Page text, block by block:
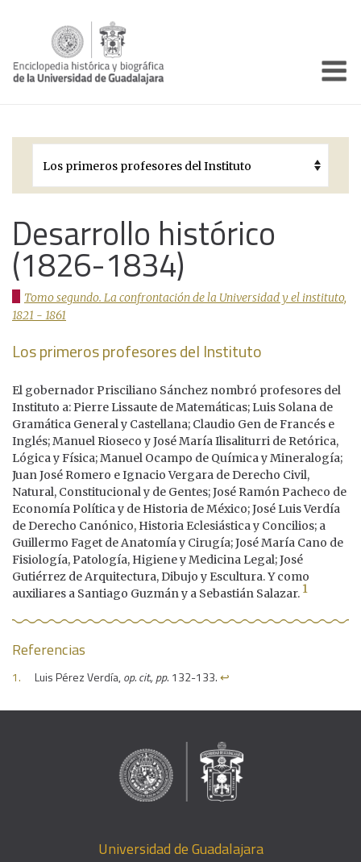
Períodos Históricos
Galería
Documentos institucionales
Desarrollo histórico
(1826-1834)
Tomo segundo. La confrontación de la Universidad y el instituto,
1821 - 1861
Los primeros profesores del Instituto
El gobernador Prisciliano Sánchez nombró profesores del
Instituto a: Pierre Lissaute de Matemáticas; Luis Solana de
Gramática General y Castellana; Claudio Gen de Francés e
Inglés; Manuel Rioseco y José María Ilisaliturri de Retórica,
Lógica y Física; Manuel Ocampo de Química y Mineralogía;
Juan José Romero e Ignacio Vergara de Derecho Civil,
Natural, Constitucional y de Gentes; José Ramón Pacheco de
Economía Política y de Historia de México; José Luis Verdía
de Derecho Canónico, Historia Eclesiástica y Concilios; a
Guillermo Faget de Anatomía y Cirugía; José María Cano de
Fisiología, Patología, Higiene y Medicina Legal; José
Gutiérrez de Arquitectura, Dibujo y Escultura. Y como
auxiliares a Santiago Guzmán y a Sebastián Salazar. 1
Referencias
Luis Pérez Verdía,op. cit., pp. 132-133.↩︎
Universidad de Guadalajara